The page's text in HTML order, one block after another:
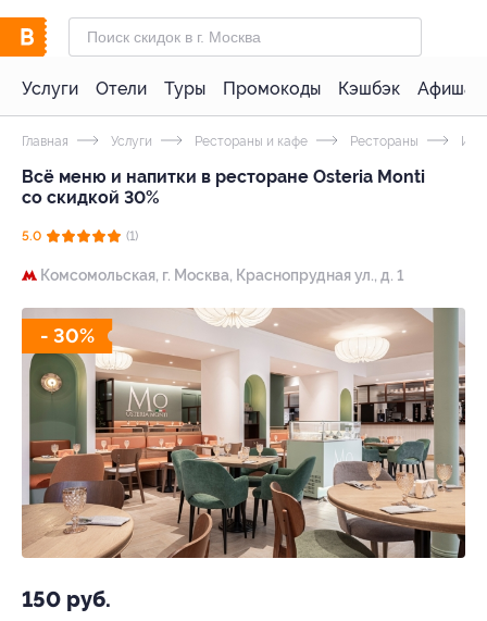
Услуги Отели Туры Промокоды Кэшбэк Афиша
Главная Услуги Рестораны и кафе Рестораны
Всё меню и напитки в ресторане Osteria Monti
со скидкой 30%
5.0 (1)
Комсомольская, г. Москва, Краснопрудная ул., д. 1
- 30%
150 руб.